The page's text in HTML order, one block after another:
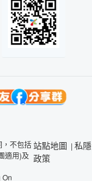
，不包括
適用)及
站點地圖 | 私隱
政策